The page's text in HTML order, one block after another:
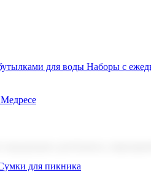
для воды Наборы с
для пикника
для бизнеса,